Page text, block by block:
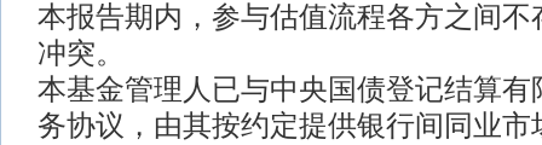
本报告期内，参与估值流程各方之间不
冲突。
本基金管理人已与中央国债登记结算有
务协议，由其按约定提供银行间同业市